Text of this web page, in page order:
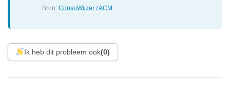
Bron:ConsuWijzer / ACM
Ik heb dit probleem ook(0)